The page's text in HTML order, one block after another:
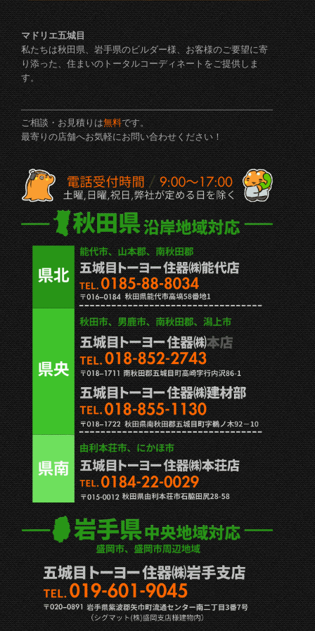
マドリエ五城目
私たちは秋田県、岩手県のビルダー様、お客様のご要望に寄
り添った、住まいのトータルコーディネートをご提供しま
す。
ご相談・お見積りは無料です。
最寄りの店舗へお気軽にお問い合わせください！